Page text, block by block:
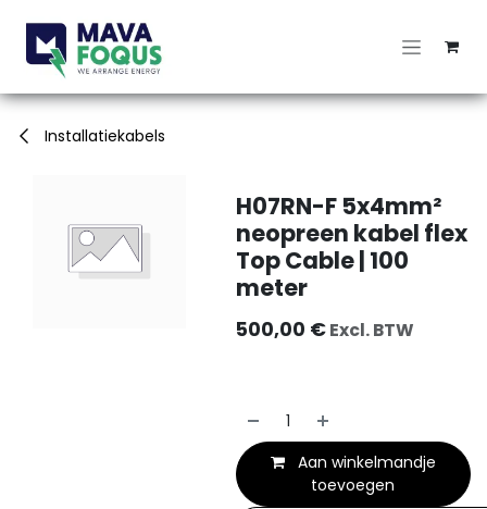
Installatiekabels
H07RN-F 5x4mm²
neopreen kabel flex
Top Cable | 100
meter
500,00 €Excl. BTW
Aan winkelmandje
toevoegen